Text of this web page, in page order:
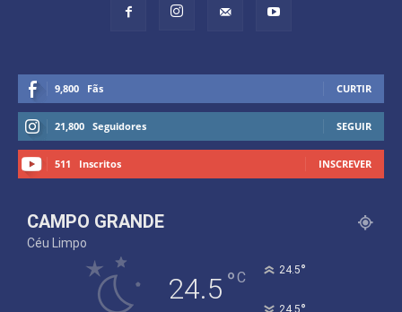
9,800 Fãs CURTIR
21,800 Seguidores SEGUIR
511 Inscritos INSCREVER
CAMPO GRANDE
Céu Limpo
24.5 °C 24.5°
24.5